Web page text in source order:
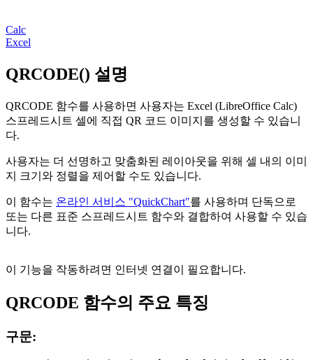
Calc
Excel
QRCODE() 설명
QRCODE 함수를 사용하면 사용자는 Excel (LibreOffice Calc)
스프레드시트 셀에 직접 QR 코드 이미지를 생성할 수 있습니
다.
사용자는 더 선명하고 맞춤화된 레이아웃을 위해 셀 내의 이미
지 크기와 정렬을 제어할 수도 있습니다.
이 함수는 온라인 서비스 "QuickChart"를 사용하며 단독으로
또는 다른 표준 스프레드시트 함수와 결합하여 사용할 수 있습
니다.
이 기능을 작동하려면 인터넷 연결이 필요합니다.
QRCODE 함수의 주요 특징
구문: